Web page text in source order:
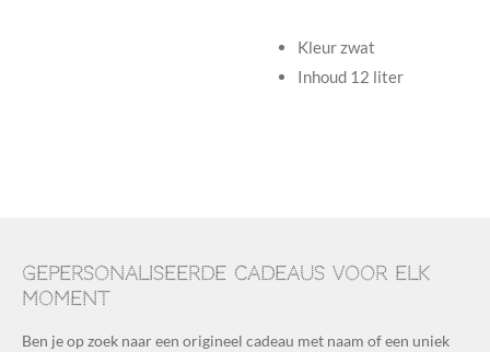
Kleur zwat
Inhoud 12 liter
Gepersonaliseerde cadeaus voor elk
moment
Ben je op zoek naar een origineel cadeau met naam of een uniek